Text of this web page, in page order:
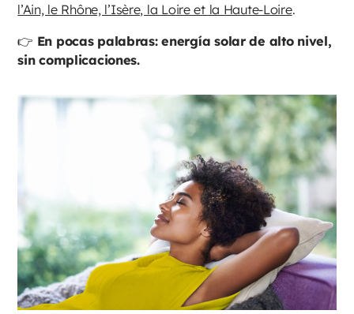
l’Ain, le Rhône, l’Isère, la Loire et la Haute-Loire.
👉 En pocas palabras: energía solar de alto nivel,
sin complicaciones.